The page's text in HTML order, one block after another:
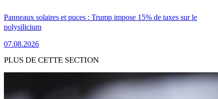
Panneaux solaires et puces : Trump impose 15% de taxes sur le
polysilicium
07.08.2026
PLUS DE CETTE SECTION